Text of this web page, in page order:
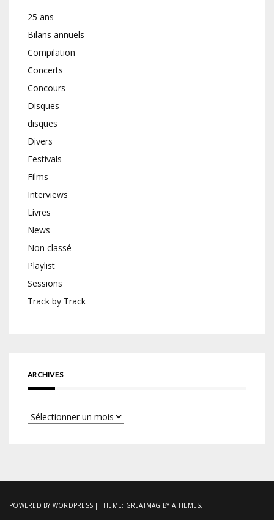
25 ans
Bilans annuels
Compilation
Concerts
Concours
Disques
disques
Divers
Festivals
Films
Interviews
Livres
News
Non classé
Playlist
Sessions
Track by Track
ARCHIVES
Archives
POWERED BY WORDPRESS |THEME: GREATMAG BY ATHEMES.